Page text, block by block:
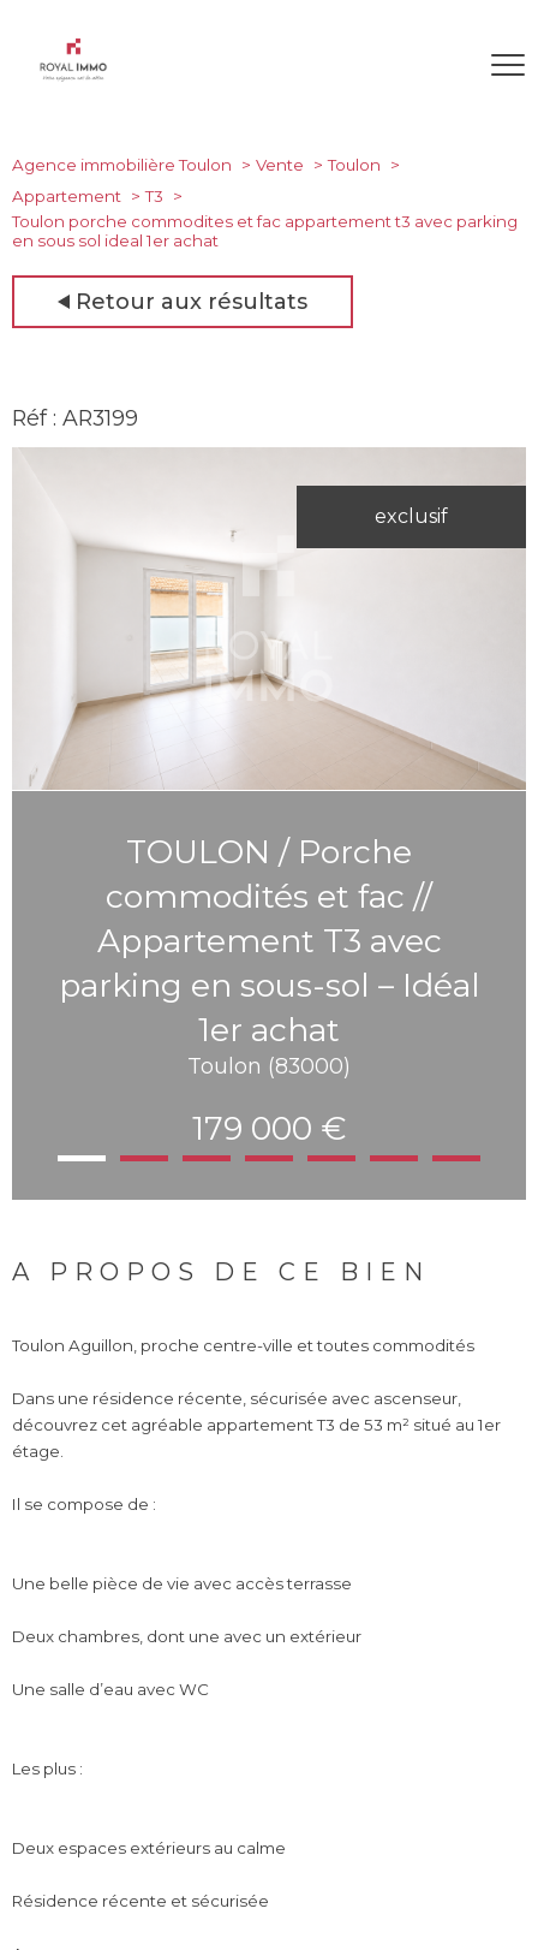
Agence immobilière Toulon Vente
Toulon
Appartement
T3
Toulon porche commodites et fac appartement t3 avec parking
en sous sol ideal 1er achat
Retour aux résultats
Réf : AR3199
exclusif
TOULON / Porche
commodités et fac //
Appartement T3 avec
parking en sous-sol – Idéal
1er achat
Toulon (83000)
179 000 €
A PROPOS DE CE BIEN
Toulon Aguillon, proche centre-ville et toutes commodités
Dans une résidence récente, sécurisée avec ascenseur,
découvrez cet agréable appartement T3 de 53 m² situé au 1er
étage.
Il se compose de :
Une belle pièce de vie avec accès terrasse
Deux chambres, dont une avec un extérieur
Une salle d’eau avec WC
Les plus :
Deux espaces extérieurs au calme
Résidence récente et sécurisée